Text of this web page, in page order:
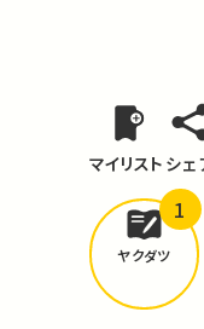
マイリスト シェ
ヤクダツ
1